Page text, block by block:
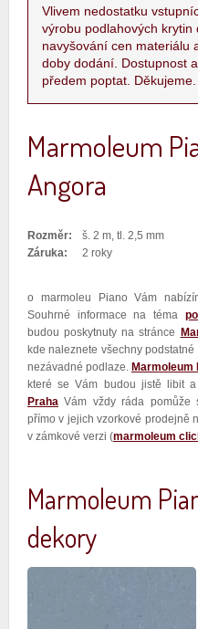
Vlivem nedostatku
výrobu podlahových krytin
navyšování cen materiálu
doby dodání. Dostupnost
předem poptat. Děkujeme.
Marmoleum
Angora
Rozměr:
š. 2 m, tl. 2,5 mm
Záruka:
2 roky
o marmoleu Piano Vám
Souhrné informace na téma
budou poskytnuty na stránce
kde naleznete všechny
nezávadné podlaze. Marmoleum
které se Vám budou jistě libit
Praha Vám vždy ráda pomůže
přímo v jejich vzorkové prodejně
v zámkové verzi (marmoleum
Marmoleum
dekory